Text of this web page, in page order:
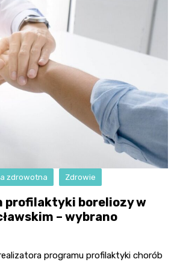
zdrowotna Zdrowie
profilaktyki boreliozy w
– wybrano
programu profilaktyki chorób